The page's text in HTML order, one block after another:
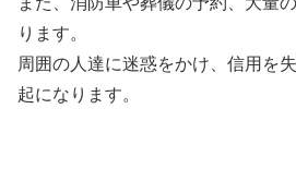
ります。
周囲の人達に迷惑をかけ、信用を
起になります。